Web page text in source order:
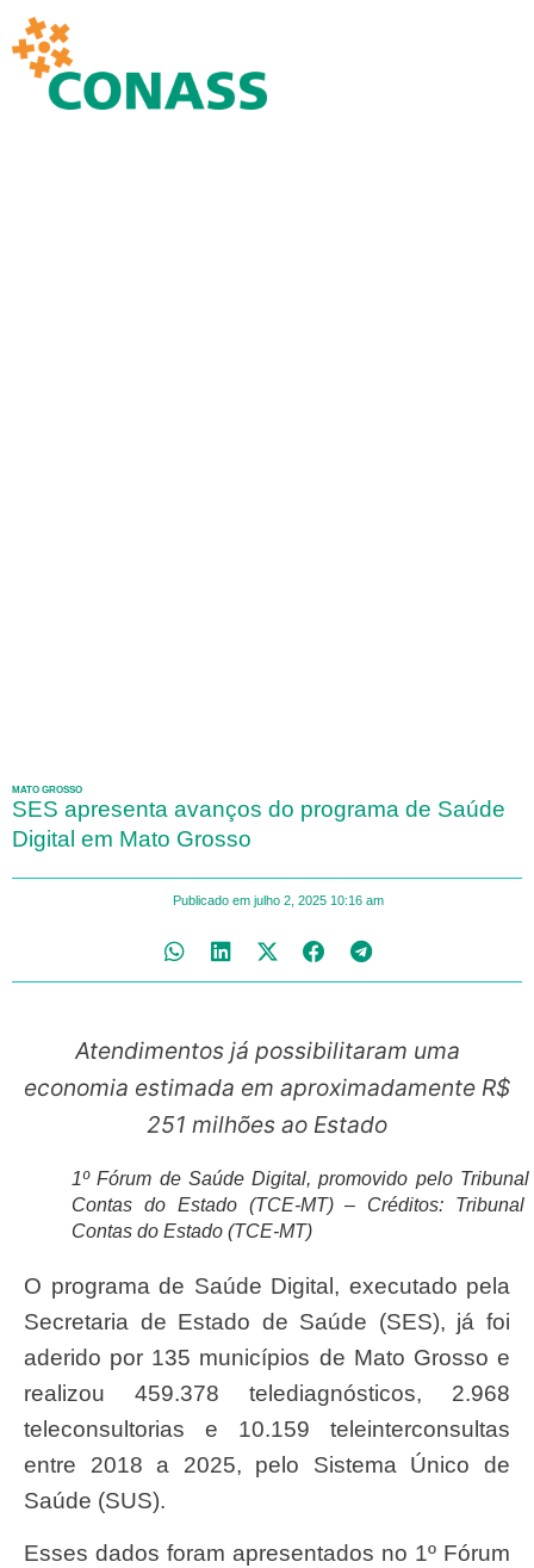
MATO GROSSO
SES apresenta avanços do programa de Saúde
Digital em Mato Grosso
Publicado em julho 2, 2025 10:16 am
Atendimentos já possibilitaram uma
economia estimada em aproximadamente R$
251 milhões ao Estado
1º Fórum de Saúde Digital, promovido pelo Tribunal
Contas do Estado (TCE-MT) – Créditos: Tribunal
Contas do Estado (TCE-MT)
O programa de Saúde Digital, executado pela
Secretaria de Estado de Saúde (SES), já foi
aderido por 135 municípios de Mato Grosso e
realizou 459.378 telediagnósticos, 2.968
teleconsultorias e 10.159 teleinterconsultas
entre 2018 a 2025, pelo Sistema Único de
Saúde (SUS).
Esses dados foram apresentados no 1º Fórum